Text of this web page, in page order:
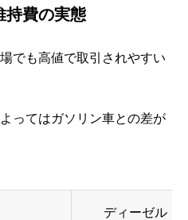
持費の実態
でも高値で取引されやすい
ってはガソリン車との差が
ディーゼル